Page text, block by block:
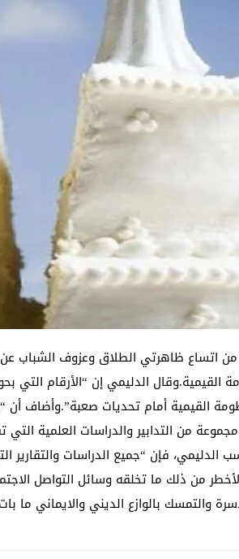
من اتساع ظاهرتي الطلاق وعزوف الشباب
الدليمي إن “الأرقام التي
القيمية أمام تحديات صعبة”.وأضاف أن
من التدابير والدراسات العلمية
فإن “جميع الدراسات والتقارير
من ذلك ما تخلقه وسائل التواصل
والتمسك بالوازع الديني والايماني ما